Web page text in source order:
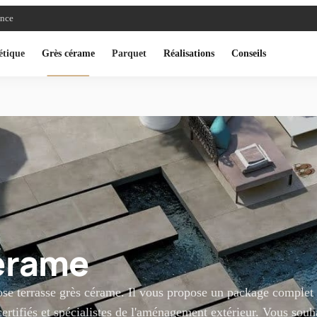
Grès cérame Parquet Réalisations Conseils
terrasse grès cérame. Il vous propose un package complet
et spécialistes de l'aménagement extérieur. Vous